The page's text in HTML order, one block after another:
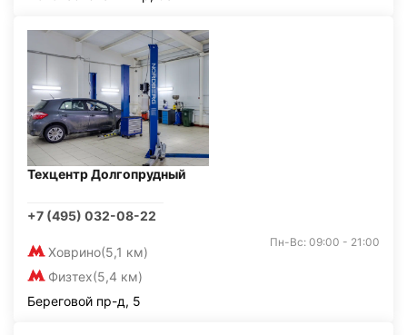
Техцентр Долгопрудный
+7 (495) 032-08-22
Ховрино(5,1 км)
Физтех(5,4 км)
Пн-Вс: 09:00 - 21:00
Береговой пр-д, 5